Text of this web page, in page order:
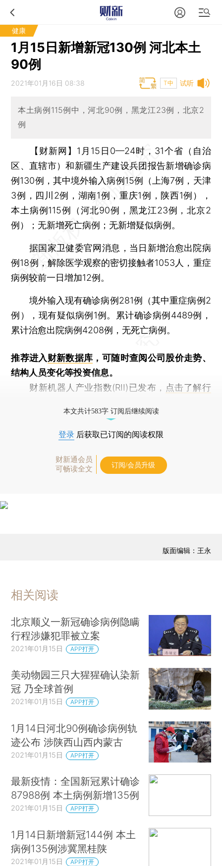
健康
1月15日新增新冠130例 河北本土
90例
试听
2021年01月16日 08:38 T中
本土病例115例中，河北90例，黑龙江23例，北京2
例
【财新网】 1月15日0—24时，31个省（自治
区、直辖市）和新疆生产建设兵团报告新增确诊病
例130例，其中境外输入病例15例（上海7例，天津
3例，四川2例，湖南1例，重庆1例，陕西1例），
本土病例115例（河北90例，黑龙江23例，北京2
例）；无新增死亡病例；无新增疑似病例。
据国家卫健委官网消息，当日新增治愈出院病
例18例，解除医学观察的密切接触者1053人，重症
病例较前一日增加12例。
境外输入现有确诊病例281例（其中重症病例2
例），现有疑似病例1例。累计确诊病例4489例，
累计治愈出院病例4208例，无死亡病例。
推荐进入财新数据库 ，可随时查阅公司股价走势、
结构人员变化等投资信息。
财新机器人产业指数(RII)已发布， 点击了解行
本文共计583字 订阅后继续阅读
登录 后获取已订阅的阅读权限
财新通会员
可畅读全文
订阅/会员升级
版面编辑：王永
相关阅读
北京顺义一新冠确诊病例隐瞒
行程涉嫌犯罪被立案
2021年01月15日 APP打开
美动物园三只大猩猩确认染新
冠 乃全球首例
2021年01月15日 APP打开
1月14日河北90例确诊病例轨
迹公布 涉陕西山西内蒙古
2021年01月15日 APP打开
最新疫情：全国新冠累计确诊
87988例 本土病例新增135例
2021年01月15日 APP打开
1月14日新增新冠144例 本土
病例135例涉冀黑桂陕
2021年01月15日 APP打开